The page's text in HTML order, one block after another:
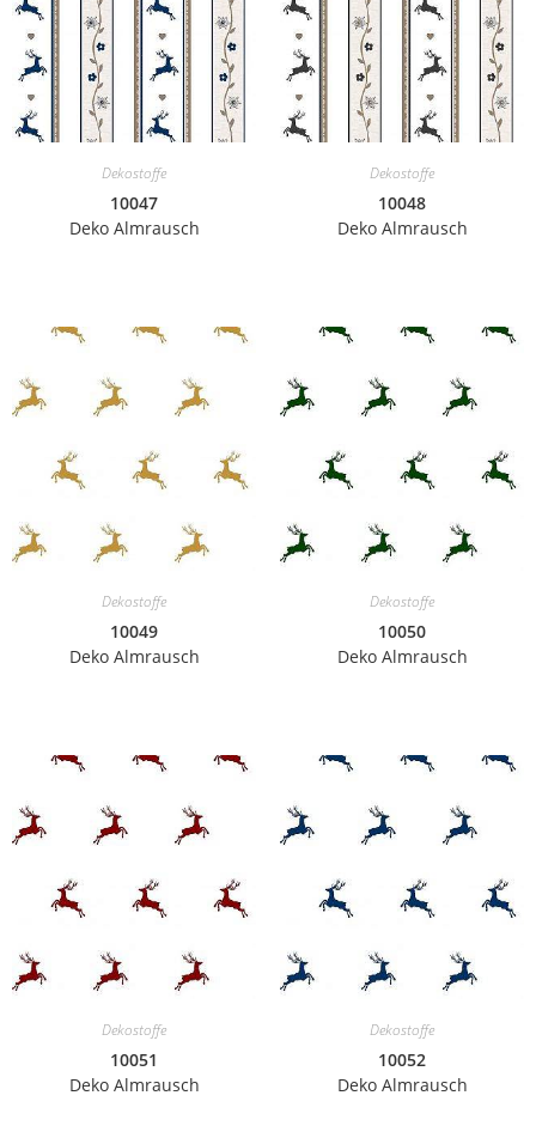
Dekostoffe
10047
Deko Almrausch
Dekostoffe
10048
Deko Almrausch
Dekostoffe
10049
Deko Almrausch
Dekostoffe
10050
Deko Almrausch
Dekostoffe
10051
Deko Almrausch
Dekostoffe
10052
Deko Almrausch